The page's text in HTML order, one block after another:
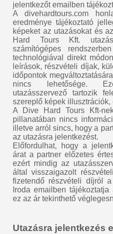
jelentkezőt emailben
A divehardtours.com
eredménye tájékoztató
képeket az utazásokat és
Hard Tours Kft.
számítógépes
technológiával direkt
leírások, részvételi díjak,
időpontok
nincs lehetősége.
utazásszervező tartozik
szereplő képek
A Dive Hard Tours Kft-
pillanatában nincs
illetve arról sincs, hogy a
az utazásra jelentkezést.
Előfordulhat, hogy a
árat a partner előzetes
ezért mindig az
által visszaigazolt
fizetendő részvételi díjról
Iroda emailben
ez az ár tekinthető
Utazásra jelentkezés